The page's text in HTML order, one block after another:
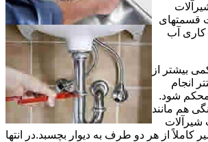
قسمتهای
کاری آب
بیشتر از
انجام
محکم شود.
هم مانند
شیرآلات
کاملاً از هر دو طرف به دیوار بچسبد.در انتها